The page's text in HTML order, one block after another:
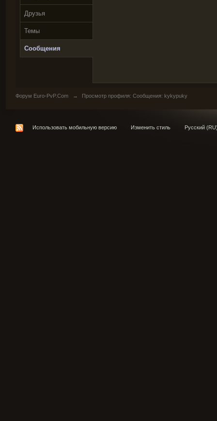
Друзья
Темы
Сообщения
Форум Euro-PvP.Com → Просмотр профиля: Сообщения: kykypuky
Использовать мобильную версию Изменить стиль Русский